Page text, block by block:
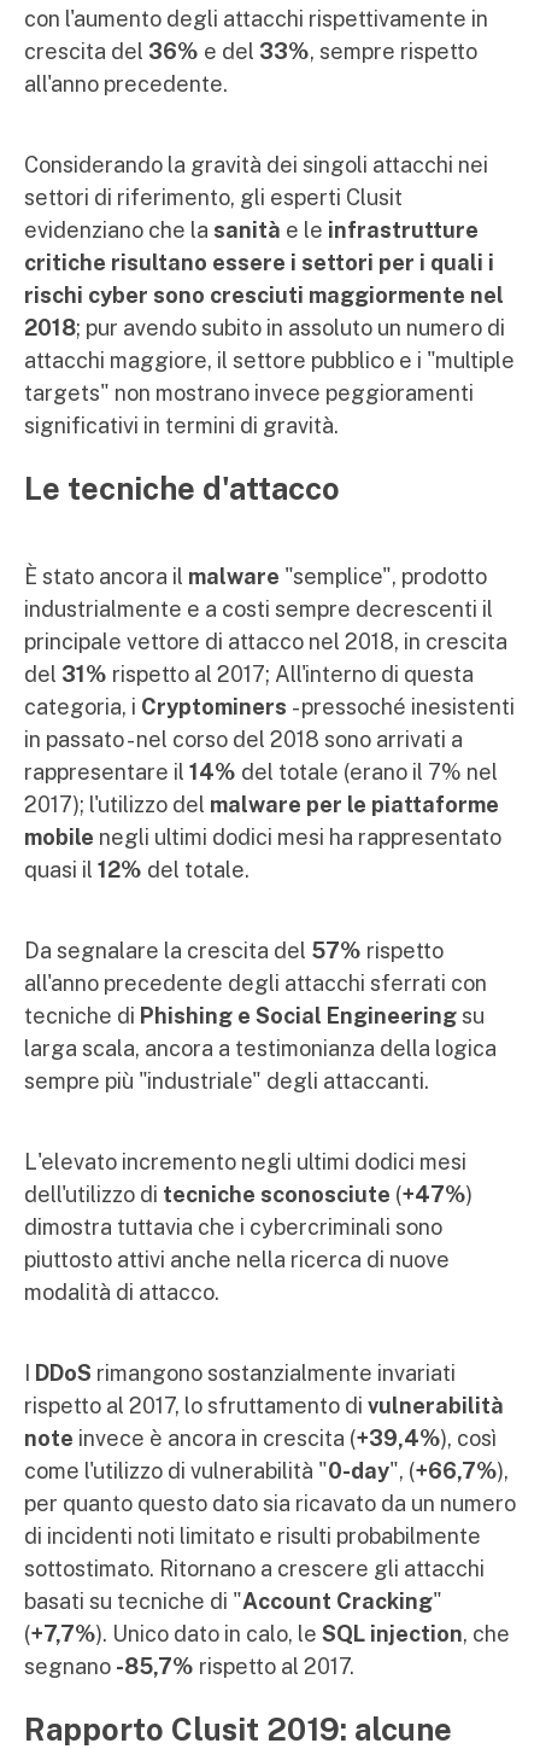
con l'aumento degli attacchi rispettivamente in
crescita del 36% e del 33%, sempre rispetto
all'anno precedente.
Considerando la gravità dei singoli attacchi nei
settori di riferimento, gli esperti Clusit
evidenziano che la sanità e le infrastrutture
critiche risultano essere i settori per i quali i
rischi cyber sono cresciuti maggiormente nel
2018; pur avendo subito in assoluto un numero di
attacchi maggiore, il settore pubblico e i "multiple
targets" non mostrano invece peggioramenti
significativi in termini di gravità.
Le tecniche d'attacco
È stato ancora il malware "semplice", prodotto
industrialmente e a costi sempre decrescenti il
principale vettore di attacco nel 2018, in crescita
del 31% rispetto al 2017; All'interno di questa
categoria, i Cryptominers - pressoché inesistenti
in passato - nel corso del 2018 sono arrivati a
rappresentare il 14% del totale (erano il 7% nel
2017); l'utilizzo del malware per le piattaforme
mobile negli ultimi dodici mesi ha rappresentato
quasi il 12% del totale.
Da segnalare la crescita del 57% rispetto
all'anno precedente degli attacchi sferrati con
tecniche di Phishing e Social Engineeringsu
larga scala, ancora a testimonianza della logica
sempre più "industriale" degli attaccanti.
L'elevato incremento negli ultimi dodici mesi
dell'utilizzo di tecniche sconosciute (+47%)
dimostra tuttavia che i cybercriminali sono
piuttosto attivi anche nella ricerca di nuove
modalità di attacco.
I DDoS rimangono sostanzialmente invariati
rispetto al 2017, lo sfruttamento di vulnerabilità
note invece è ancora in crescita (+39,4%), così
come l'utilizzo di vulnerabilità "0-day", (+66,7%),
per quanto questo dato sia ricavato da un numero
di incidenti noti limitato e risulti probabilmente
sottostimato. Ritornano a crescere gli attacchi
basati su tecniche di "Account Cracking"
(+7,7%). Unico dato in calo, le SQL injection, che
segnano -85,7% rispetto al 2017.
Rapporto Clusit 2019: alcune